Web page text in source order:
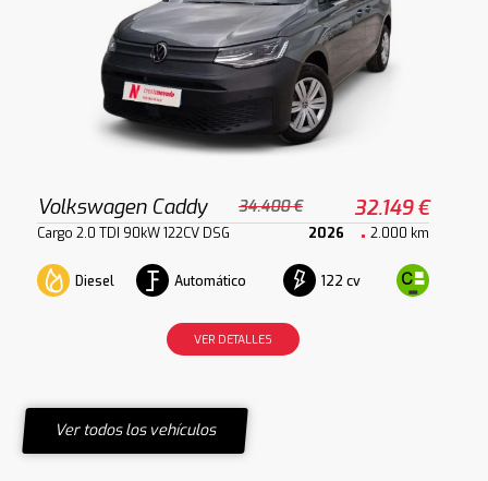
Volkswagen Caddy 34.400 € 32.149 €
Cargo 2.0 TDI 90kW 122CV DSG 2026 2.000 km
Diesel Automático 122 cv
VER DETALLES
Ver todos los vehículos